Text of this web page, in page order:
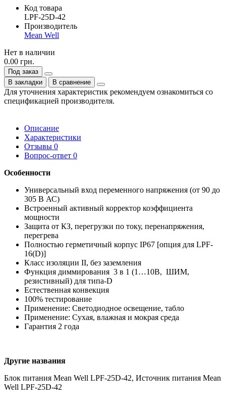
Код товара
LPF-25D-42
Производитель
Mean Well
Нет в наличии
0.00 грн.
Под заказ
В закладки
В сравнение
Для уточнения характеристик рекомендуем ознакомиться со
спецификацией производителя.
Описание
Характеристики
Отзывы 0
Вопрос-ответ 0
Особенности
Универсальный вход переменного напряжения (от 90 до
305 В АС)
Встроенный активный корректор коэффициента
мощности
Защита от КЗ, перегрузки по току, перенапряжения,
перегрева
Полностью герметичный корпус IP67 [опция для LPF-
16(D)]
Класс изоляции II, без заземления
Функция диммирования 3 в 1 (1…10В, ШИМ,
резистивный) для типа-D
Естественная конвекция
100% тестирование
Применение: Светодиодное освещение, табло
Применение: Сухая, влажная и мокрая среда
Гарантия 2 года
Другие названия
Блок питания Mean Well LPF-25D-42, Источник питания Mean
Well LPF-25D-42